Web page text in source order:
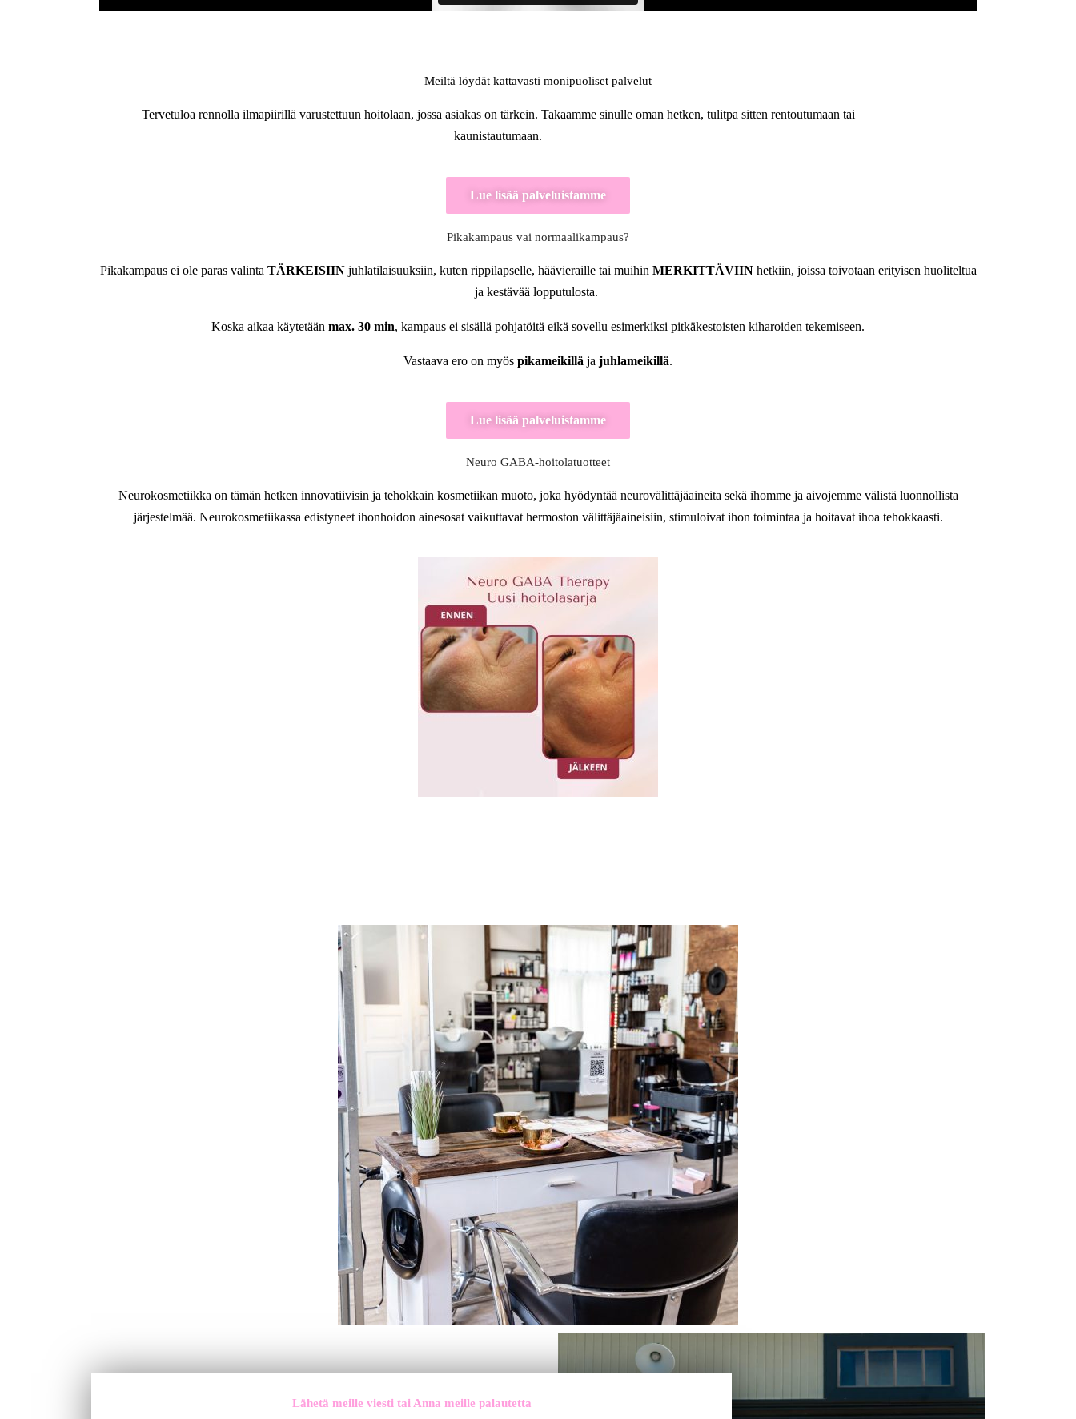
Meiltä löydät kattavasti monipuoliset palvelut
Tervetuloa rennolla ilmapiirillä varustettuun hoitolaan, jossa asiakas on tärkein. Takaamme sinulle oman hetken, tulitpa sitten rentoutumaan tai
kaunistautumaan.
Lue lisää palveluistamme
Pikakampaus vai normaalikampaus?
Pikakampaus ei ole paras valinta TÄRKEISIIN juhlatilaisuuksiin, kuten rippilapselle, häävieraille tai muihin MERKITTÄVIINhetkiin, joissa toivotaan erityisen huoliteltua
ja kestävää lopputulosta.
Koska aikaa käytetään max. 30 min, kampaus ei sisällä pohjatöitä eikä sovellu esimerkiksi pitkäkestoisten kiharoiden tekemiseen.
Vastaava ero on myös pikameikillä ja juhlameikillä.
Lue lisää palveluistamme
Neuro GABA-hoitolatuotteet
Neurokosmetiikka on tämän hetken innovatiivisin ja tehokkain kosmetiikan muoto, joka hyödyntää neurovälittäjäaineita sekä ihomme ja aivojemme välistä luonnollista
järjestelmää. Neurokosmetiikassa edistyneet ihonhoidon ainesosat vaikuttavat hermoston välittäjäaineisiin, stimuloivat ihon toimintaa ja hoitavat ihoa tehokkaasti.
Lähetä meille viesti tai Anna meille palautetta